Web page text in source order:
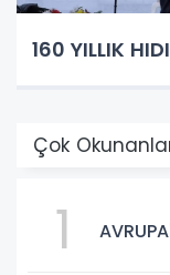
160 YILLIK
Çok
1